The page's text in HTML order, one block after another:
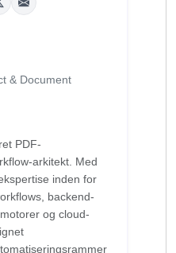
& Document
PDF-
arkitekt. Med
inden for
backend-
og cloud-